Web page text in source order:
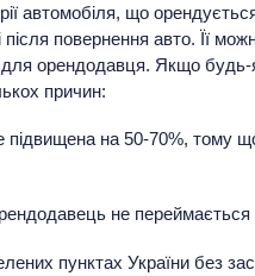
автомобіля, що
після повернення авто. Її
для орендодавця. Якщо
причин:
підвищена на 50-70%, тому
не переймається
пунктах України без